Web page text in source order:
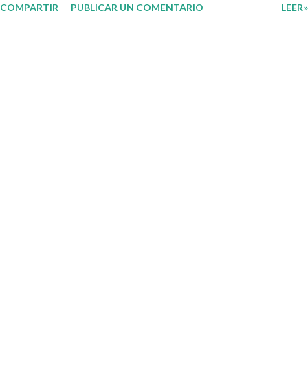
su interés con el material que les compartimos para que así, mediante
COMPARTIR PUBLICAR UN COMENTARIO LEER»